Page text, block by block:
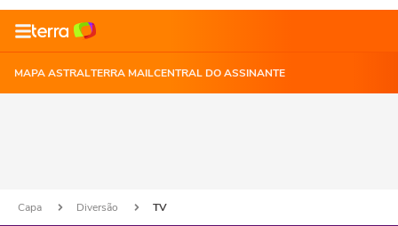
MAPA ASTRALTERRA MAILCENTRAL DO ASSINANTE
Capa Diversão TV